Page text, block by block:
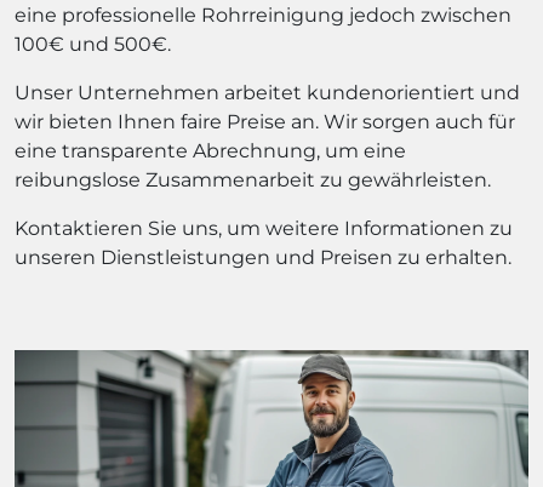
eine professionelle Rohrreinigung jedoch zwischen
100€ und 500€.
Unser Unternehmen arbeitet kundenorientiert und
wir bieten Ihnen faire Preise an. Wir sorgen auch für
eine transparente Abrechnung, um eine
reibungslose Zusammenarbeit zu gewährleisten.
Kontaktieren Sie uns, um weitere Informationen zu
unseren Dienstleistungen und Preisen zu erhalten.